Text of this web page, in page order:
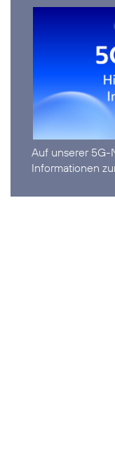
Auf unserer 5G-
Informationen